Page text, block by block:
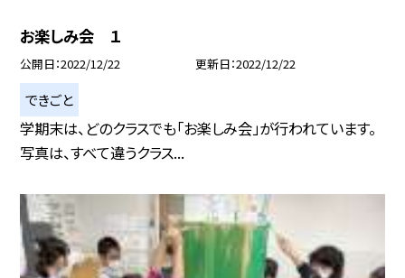
お楽しみ会 １
公開日 2022/12/22 更新日 2022/12/22
できごと
学期末は、どのクラスでも「お楽しみ会」が行われています。
写真は、すべて違うクラス...